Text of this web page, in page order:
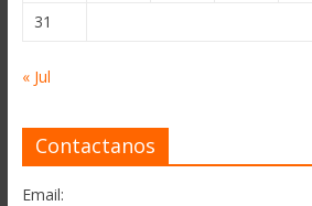
31
« Jul
Contactanos
Email: